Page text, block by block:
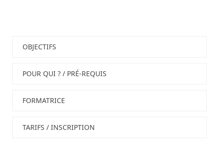
OBJECTIFS
POUR QUI ? / PRÉ-REQUIS
FORMATRICE
TARIFS / INSCRIPTION